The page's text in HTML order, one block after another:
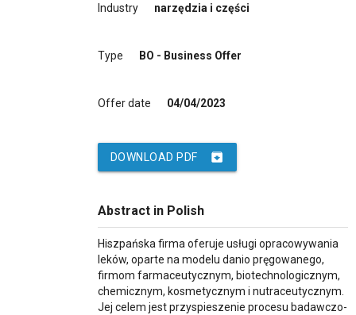
Industry
narzędzia i części
Type BO - Business Offer
Offer date 04/04/2023
archive
DOWNLOAD PDF
Abstract in Polish
Hiszpańska firma oferuje usługi opracowywania
leków, oparte na modelu danio pręgowanego,
firmom farmaceutycznym, biotechnologicznym,
chemicznym, kosmetycznym i nutraceutycznym.
Jej celem jest przyspieszenie procesu badawczo-